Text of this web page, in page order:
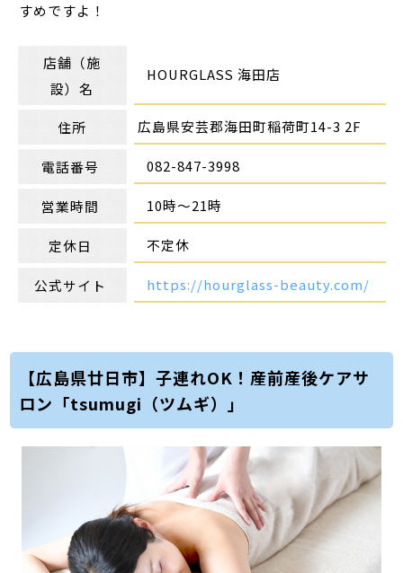
すめですよ！
店舗（施
設）名
HOURGLASS 海田店
住所 広島県安芸郡海田町稲荷町14-3 2F
電話番号 082-847-3998
営業時間 10時～21時
定休日 不定休
公式サイト https://hourglass-beauty.com/
【広島県廿日市】子連れOK！産前産後ケアサ
ロン「tsumugi（ツムギ）」